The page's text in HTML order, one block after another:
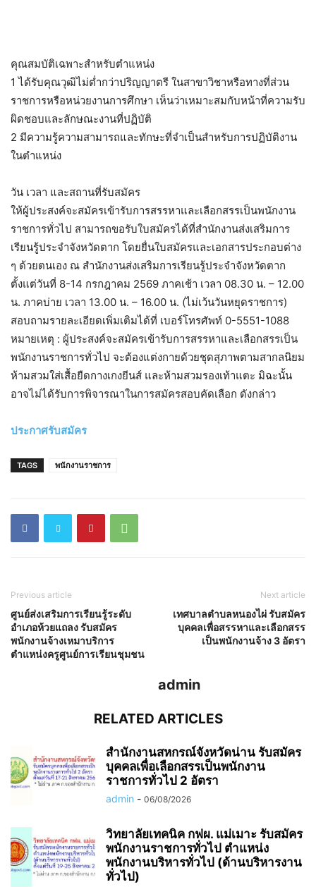
คุณสมบัติเฉพาะสำหรับตำแหน่ง
1 ได้รับคุณวุฒิไม่ต่ำกว่าปริญญาตรี ในสาขาวิชาหรือทางที่ส่วน
ราชการหรือหน่วยงานการศึกษา เห็นว่าเหมาะสมกับหน้าที่ความรับ
ผิดชอบและลักษณะงานที่ปฏิบัติ
2 มีความรู้ความสามารถและทักษะที่จำเป็นสำหรับการปฏิบัติงาน
ในตำแหน่ง
วัน เวลา และสถานที่รับสมัคร
ให้ผู้ประสงค์จะสมัครเข้ารับการสรรหาและเลือกสรรเป็นพนักงาน
ราชการทั่วไป สามารถขอรับใบสมัครได้ที่สำนักงานส่งเสริมการ
เรียนรู้ประจำจังหวัดตาก โดยยื่นใบสมัครและเอกสารประกอบต่าง
ๆ ด้วยตนเอง ณ สำนักงานส่งเสริมการเรียนรู้ประจำจังหวัดตาก
ตั้งแต่วันที่ 8-14 กรกฎาคม 2569 ภาคเช้า เวลา 08.30 น. – 12.00
น. ภาคบ่าย เวลา 13.00 น. – 16.00 น. (ไม่เว้นวันหยุดราชการ)
สอบถามรายละเอียดเพิ่มเติมได้ที่ เบอร์โทรศัพท์ 0-5551-1088
หมายเหตุ : ผู้ประสงค์จะสมัครเข้ารับการสรรหาและเลือกสรรเป็น
พนักงานราชการทั่วไป จะต้องแต่งกายด้วยชุดสุภาพตามสากลนิยม
ห้ามสวมใส่เสื้อยืดกางเกงยีนส์ และห้ามสวมรองเท้าแตะ มิฉะนั้น
อาจไม่ได้รับการพิจารณาในการสมัครสอบคัดเลือก ดังกล่าว
ประกาศรับสมัคร
TAGS พนักงานราชการ
Previous article
ศูนย์ส่งเสริมการเรียนรู้ระดับ
อำเภอห้วยแถลง รับสมัคร
พนักงานจ้างเหมาบริการ
ตำแหน่งครูศูนย์การเรียนชุมชน
Next article
เทศบาลตำบลหนองไผ่ รับสมัคร
บุคคลเพื่อสรรหาและเลือกสรร
เป็นพนักงานจ้าง 3 อัตรา
admin
RELATED ARTICLES
สำนักงานสหกรณ์จังหวัดน่าน รับสมัคร
บุคคลเพื่อเลือกสรรเป็นพนักงาน
ราชการทั่วไป 2 อัตรา
admin - 06/08/2026
วิทยาลัยเทคนิค กฟผ. แม่เมาะ รับสมัคร
พนักงานราชการทั่วไป ตำแหน่ง
พนักงานบริหารทั่วไป (ด้านบริหารงาน
ทั่วไป)